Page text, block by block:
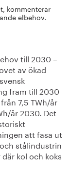
kommenterar
elbehov.
till 2030 –
av ökad
fram till 2030
7,5 TWh/år
år 2030. Det
att fasa ut
stålindustrin
kol och koks